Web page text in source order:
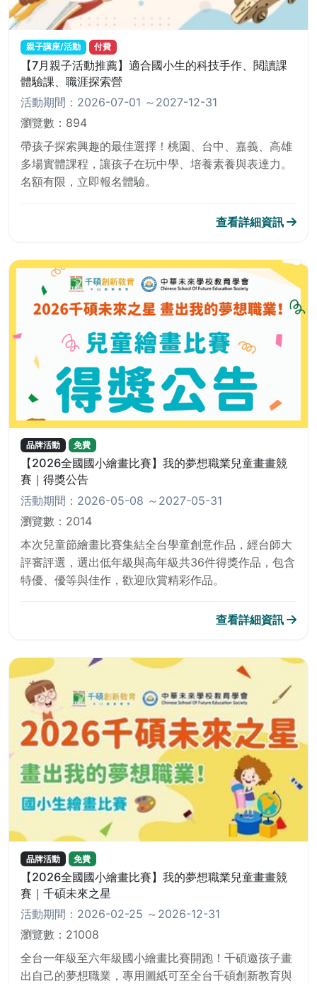
親子講座/活動 付費
【7月親子活動推薦】適合國小生的科技手作、閱讀課
體驗課、職涯探索營
活動期間：2026-07-01 ～2027-12-31
瀏覽數：894
帶孩子探索興趣的最佳選擇！桃園、台中、嘉義、高雄
多場實體課程，讓孩子在玩中學、培養素養與表達力。
名額有限，立即報名體驗。
查看詳細資訊
品牌活動 免費
【2026全國國小繪畫比賽】我的夢想職業兒童畫畫競
賽｜得獎公告
活動期間：2026-05-08 ～2027-05-31
瀏覽數：2014
本次兒童節繪畫比賽集結全台學童創意作品，經台師大
評審評選，選出低年級與高年級共36件得獎作品，包含
特優、優等與佳作，歡迎欣賞精彩作品。
查看詳細資訊
品牌活動 免費
【2026全國國小繪畫比賽】我的夢想職業兒童畫畫競
賽｜千碩未來之星
活動期間：2026-02-25 ～2026-12-31
瀏覽數：21008
全台一年級至六年級國小繪畫比賽開跑！千碩邀孩子畫
出自己的夢想職業，專用圖紙可至全台千碩創新教育與